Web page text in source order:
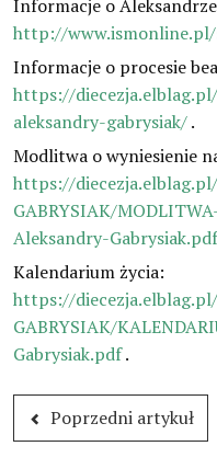
Informacje o
http://www.ismonline.pl/
Informacje o procesie
https://
aleksandry-gabrysiak/.
Modlitwa o wyniesienie
https://
GABRYSIAK/
Aleksandry-Gabrysiak.pdf
Kalendarium życia:
https://
GABRYSIAK/
Gabrysiak.pdf.
Poprzedni artykuł